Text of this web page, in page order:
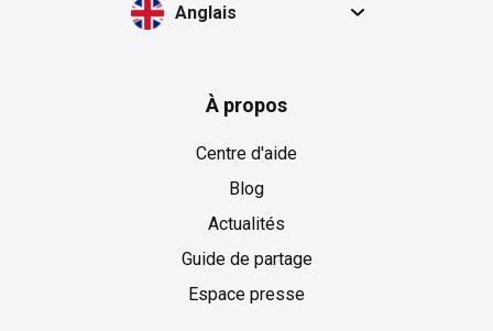
Anglais
À propos
Centre d'aide
Blog
Actualités
Guide de partage
Espace presse